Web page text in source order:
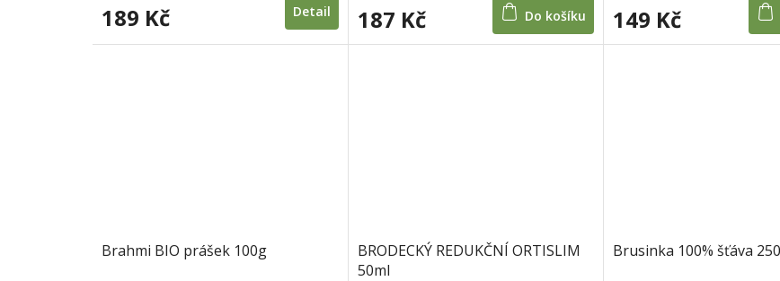
189 Kč Detail 187 Kč Do košíku 149 Kč
Brahmi BIO prášek 100g
BRODECKÝ REDUKČNÍ ORTISLIM
50ml
Brusinka 100% šťáva